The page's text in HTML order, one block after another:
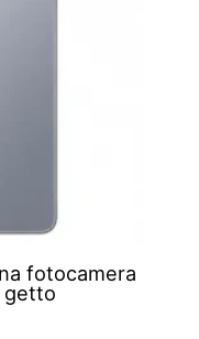
fotocamera
getto